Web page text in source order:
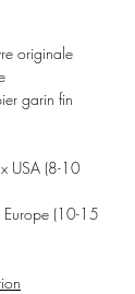
originale
garin fin
USA (8-10
Europe (10-15